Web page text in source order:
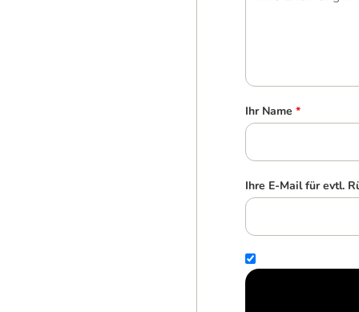
Ihr Name *
Ihre E-Mail für evtl.